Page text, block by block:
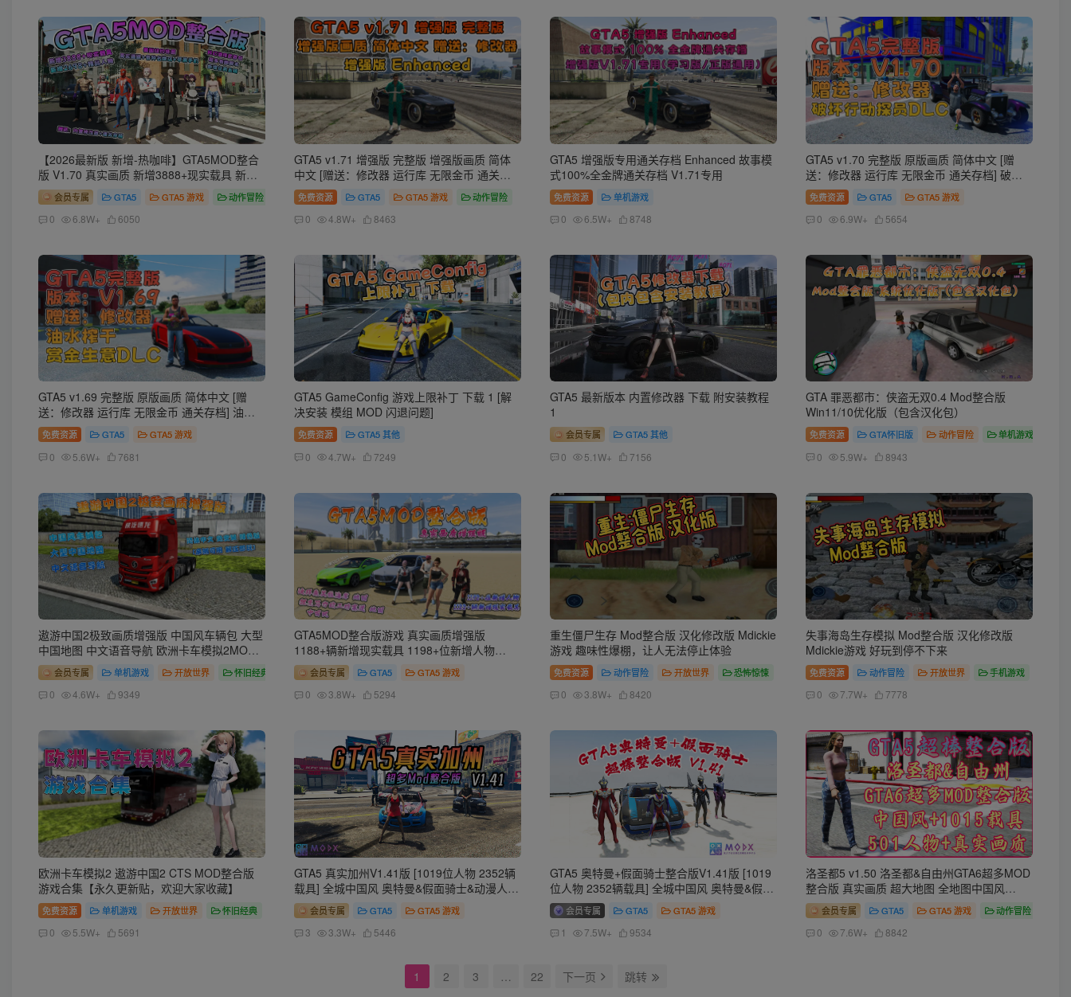
【2026最新版 新增-热咖啡】GTA5MOD整合
版 V1.70 真实画质 新增3888+现实载具 新增
2698+精品人物 美国纽约地图 真实道路+各种
名牌店+苹果手机 科幻混搭武器包 超多有趣脚
本 新增任务系统 [赠送：修改器 运行库 无限
会员专属 GTA5 GTA5 游戏 动作冒险
0 6.8W+ 6050
GTA5 v1.71 增强版 完整版 增强版画质 简体
中文 [赠送：修改器 运行库 无限金币 通关存
档] 增强版Enhanced【94.5GB】
免费资源 GTA5 GTA5 游戏 动作冒险
0 4.8W+ 8463
GTA5 增强版专用通关存档 Enhanced 故事模
式100%全金牌通关存档 V1.71专用
免费资源 单机游戏
0 6.5W+ 8748
GTA5 v1.70 完整版 原版画质 简体中文 [赠
送：修改器 运行库 无限金币 通关存档] 破坏
行动探员DLC【115GB】
免费资源 GTA5 GTA5 游戏
0 6.9W+ 5654
GTA5 v1.69 完整版 原版画质 简体中文 [赠
送：修改器 运行库 无限金币 通关存档] 油水
榨干赏金生意DLC【114GB】
免费资源 GTA5 GTA5 游戏
0 5.6W+ 7681
GTA5 GameConfig 游戏上限补丁 下载 1 [解
决安装 模组 MOD 闪退问题]
免费资源 GTA5 其他
0 4.7W+ 7249
GTA5 最新版本 内置修改器 下载 附安装教程
1
会员专属 GTA5 其他
0 5.1W+ 7156
GTA 罪恶都市：侠盗无双0.4 Mod整合版
Win11/10优化版（包含汉化包）
免费资源 GTA怀旧版 动作冒险 单机游戏
0 5.9W+ 8943
遨游中国2极致画质增强版 中国风车辆包 大型
中国地图 中文语音导航 欧洲卡车模拟2MOD
整合版 简体中文 免安装 绿色版 [亲测可用 解
压即玩]【44.6 GB】
会员专属 单机游戏 开放世界 怀旧经典
0 4.6W+ 9349
GTA5MOD整合版游戏 真实画质增强版
1188+辆新增现实载具 1198+位新增人物
v1.41超多好玩有趣脚本 中国风 迪拜朱美拉海
岸地图+狸克马力欧工坊赛道地图【115GB】
会员专属 GTA5 GTA5 游戏
0 3.8W+ 5294
重生僵尸生存 Mod整合版 汉化修改版 Mdickie
游戏 趣味性爆棚，让人无法停止体验
免费资源 动作冒险 开放世界 恐怖惊悚
0 3.8W+ 8420
失事海岛生存模拟 Mod整合版 汉化修改版
Mdickie游戏 好玩到停不下来
免费资源 动作冒险 开放世界 手机游戏
0 7.7W+ 7778
欧洲卡车模拟2 遨游中国2 CTS MOD整合版
游戏合集【永久更新贴，欢迎大家收藏】
免费资源 单机游戏 开放世界 怀旧经典
0 5.5W+ 5691
GTA5 真实加州V1.41版 [1019位人物 2352辆
载具] 全城中国风 奥特曼&假面骑士&动漫人物
&真实人物 超级英雄技能 2+1修改器 爽玩畅玩
超稳定版【146 GB】
会员专属 GTA5 GTA5 游戏
3 3.3W+ 5446
GTA5 奥特曼+假面骑士整合版V1.41版 [1019
位人物 2352辆载具] 全城中国风 奥特曼&假面
骑士&动漫人物&真实人物 超级英雄技能 2+1
修改器 爽玩畅玩超稳定版【146 GB】
会员专属 GTA5 GTA5 游戏
1 7.5W+ 9534
洛圣都5 v1.50 洛圣都&自由州GTA6超多MOD
整合版 真实画质 超大地图 全地图中国风
1015辆添加＆替换载具 501位添加＆GTA6主
角【137GB】
会员专属 GTA5 GTA5 游戏 动作冒险
0 7.6W+ 8842
1 2 3 … 22 下一页 跳转